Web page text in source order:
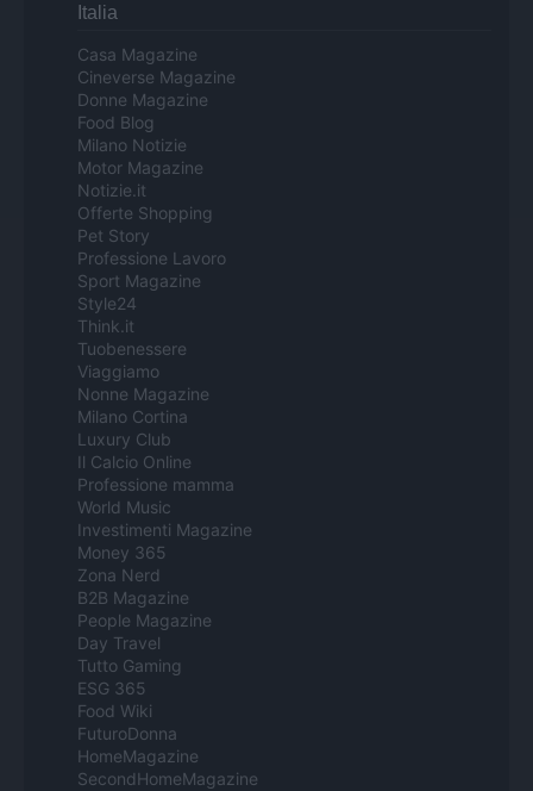
Italia
Casa Magazine
Cineverse Magazine
Donne Magazine
Food Blog
Milano Notizie
Motor Magazine
Notizie.it
Offerte Shopping
Pet Story
Professione Lavoro
Sport Magazine
Style24
Think.it
Tuobenessere
Viaggiamo
Nonne Magazine
Milano Cortina
Luxury Club
Il Calcio Online
Professione mamma
World Music
Investimenti Magazine
Money 365
Zona Nerd
B2B Magazine
People Magazine
Day Travel
Tutto Gaming
ESG 365
Food Wiki
FuturoDonna
HomeMagazine
SecondHomeMagazine